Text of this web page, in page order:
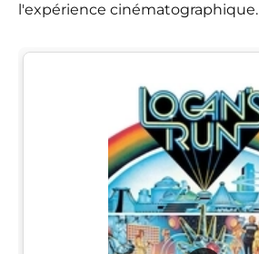
l'expérience cinématographique.